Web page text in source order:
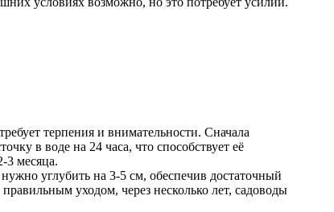
терпения и внимательности. Сначала
в воде на 24 часа, что способствует её
3 месяца.
углубить на 3-5 см, обеспечив достаточный
уходом, через несколько лет, садоводы